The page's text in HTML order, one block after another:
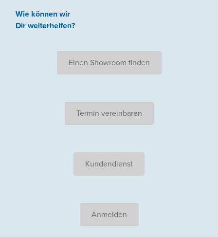
Wie können wir
Dir weiterhelfen?
Einen Showroom finden
Termin vereinbaren
Kundendienst
Anmelden